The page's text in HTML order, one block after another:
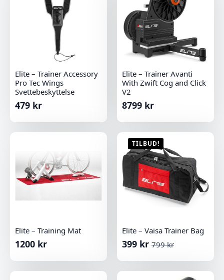
Elite – Trainer Accessory
Pro Tec Wings
Svettebeskyttelse
479 kr
Elite – Trainer Avanti
With Zwift Cog and Click
V2
8799 kr
Elite – Training Mat
1200 kr
TILBUD!
Elite – Vaisa Trainer Bag
799kr
Opprinnelig
pris
var:
399 kr
Nåværende
pris
er: